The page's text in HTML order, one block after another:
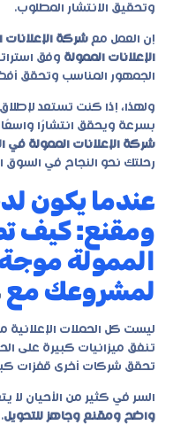
وتحقيق الانتشار المطلوب.
إن العمل معشركة
الإعلانات الممولة وفق
الجمهور المناسب وتحقق
ولهذا، إذا كنت تستعد
بسرعة ويحقق انتشارًا
شركة الإعلانات الممولة في
رحلتك نحو النجاح في السوق
عندما يكون
ومقنع: كيف
الممولة
لمشروعك مع
ليست كل الحملات
تنفق ميزانيات كبيرة على
تحقق شركات أخرى قفزات
السر في كثير من الأحيان لا
واضح ومقنع وجاهز للتحويل